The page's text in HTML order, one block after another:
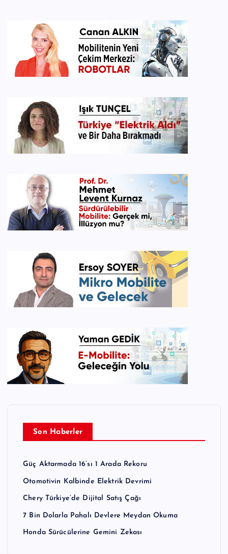
Son Haberler
Güç Aktarmada 16’sı 1 Arada Rekoru
Otomotivin Kalbinde Elektrik Devrimi
Chery Türkiye’de Dijital Satış Çağı
7 Bin Dolarla Pahalı Devlere Meydan Okuma
Honda Sürücülerine Gemini Zekası